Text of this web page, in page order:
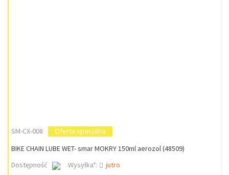
SM-CX-008
Oferta specjalna
BIKE CHAIN LUBE WET- smar MOKRY 150ml aerozol (48509)
Dostępność
Wysyłka*: jutro